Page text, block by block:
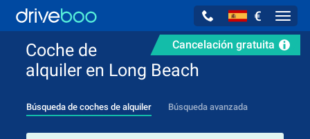
€
Cancelación gratuita
Coche de
alquiler en Long Beach
Búsqueda de coches de alquiler Búsqueda avanzada